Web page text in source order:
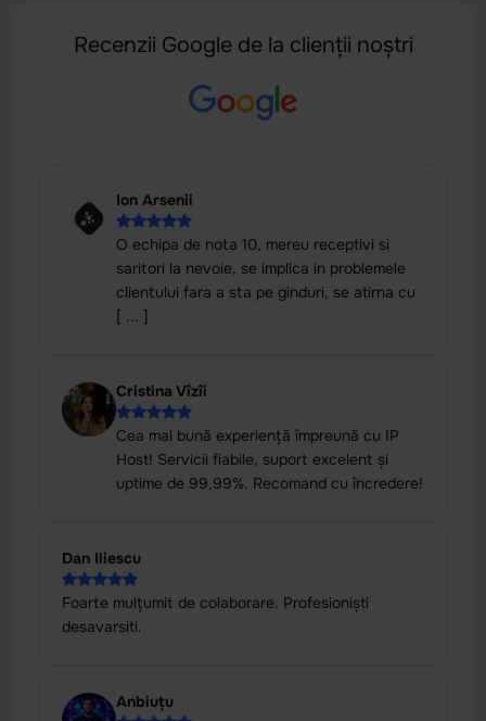
Recenzii Google de la clienții noștri
Ion Arsenii
O echipa de nota 10, mereu receptivi si
saritori la nevoie, se implica in problemele
clientului fara a sta pe ginduri, se atirna cu
[ ... ]
Cristina Vîzîi
Cea mai bună experiență împreună cu IP
Host! Servicii fiabile, suport excelent și
uptime de 99,99%. Recomand cu încredere!
Dan Iliescu
Foarte mulțumit de colaborare. Profesioniști
desavarsiti.
Anbiuțu